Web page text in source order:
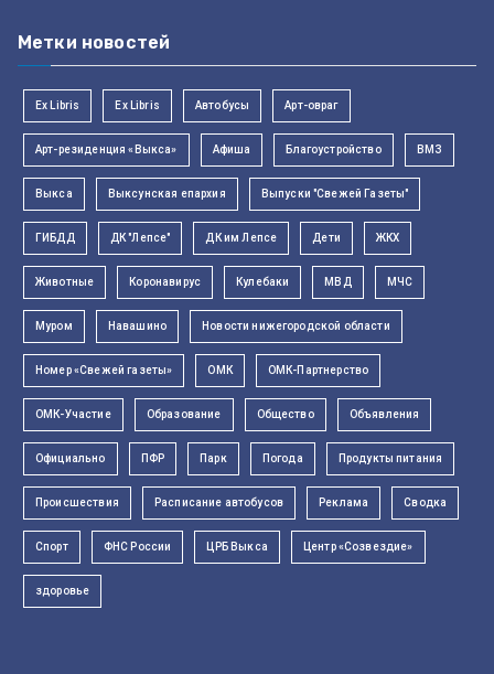
Метки новостей
Ex Libris Ex Libris Автобусы Арт-овраг
Арт-резиденция «Выкса» Афиша Благоустройство ВМЗ
Выкса Выксунская епархия Выпуски "Свежей Газеты"
ГИБДД ДК "Лепсе" ДК им Лепсе Дети ЖКХ
Животные Коронавирус Кулебаки МВД МЧС
Муром Навашино Новости нижегородской области
Номер «Свежей газеты» ОМК ОМК-Партнерство
ОМК-Участие Образование Общество Объявления
Официально ПФР Парк Погода Продукты питания
Происшествия Расписание автобусов Реклама Сводка
Спорт ФНС России ЦРБ Выкса Центр «Созвездие»
здоровье